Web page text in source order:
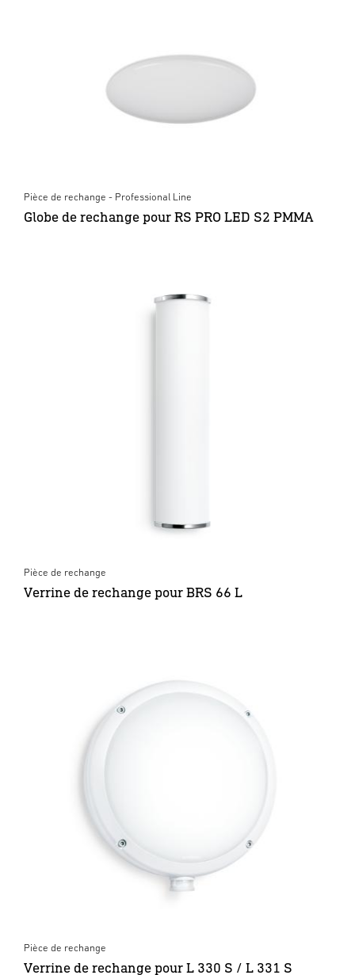
Pièce de rechange - Professional Line
Globe de rechange pour RS PRO LED S2 PMMA
Pièce de rechange
Verrine de rechange pour BRS 66 L
Pièce de rechange
Verrine de rechange pour L 330 S / L 331 S